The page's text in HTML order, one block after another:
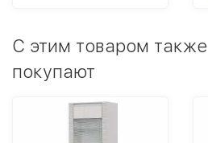
C этим товаром также
покупают